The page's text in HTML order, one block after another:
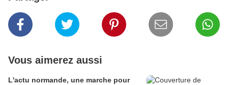
Vous aimerez aussi
L'actu normande, une marche pour